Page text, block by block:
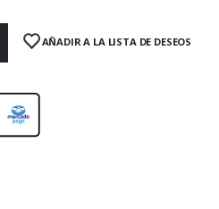
AÑADIR A LA LISTA DE DESEOS